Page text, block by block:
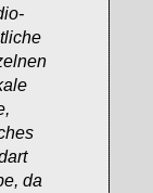
da